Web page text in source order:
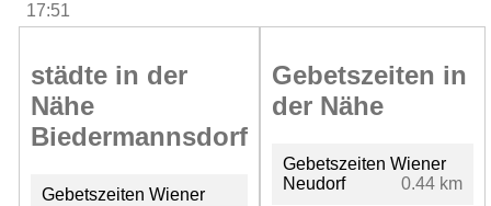
17:51
städte in der
Nähe
Biedermannsdorf
Gebetszeiten Wiener
Gebetszeiten in
der Nähe
Gebetszeiten Wiener
Neudorf
0.44 km